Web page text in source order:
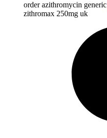
order azithromycin generic
zithromax 250mg uk